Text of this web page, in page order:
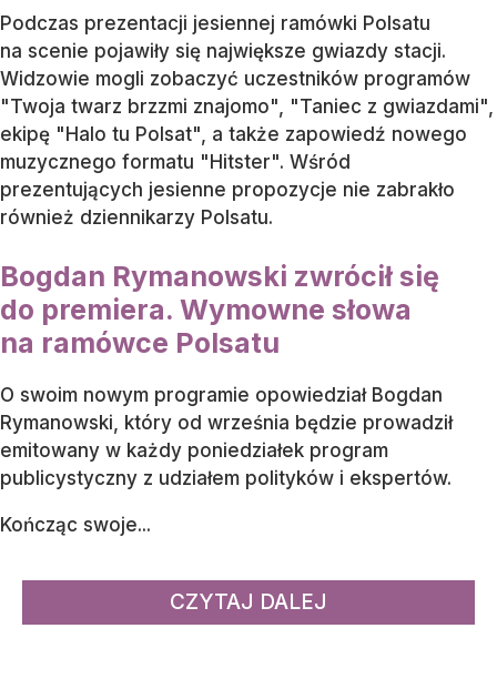
Podczas prezentacji jesiennej ramówki Polsatu
na scenie pojawiły się największe gwiazdy stacji.
Widzowie mogli zobaczyć uczestników programów
"Twoja twarz brzzmi znajomo", "Taniec z gwiazdami",
ekipę "Halo tu Polsat", a także zapowiedź nowego
muzycznego formatu "Hitster". Wśród
prezentujących jesienne propozycje nie zabrakło
również dziennikarzy Polsatu.
Bogdan Rymanowski zwrócił się
do premiera. Wymowne słowa
na ramówce Polsatu
O swoim nowym programie opowiedział Bogdan
Rymanowski, który od września będzie prowadził
emitowany w każdy poniedziałek program
publicystyczny z udziałem polityków i ekspertów.
Kończąc swoje...
CZYTAJ DALEJ